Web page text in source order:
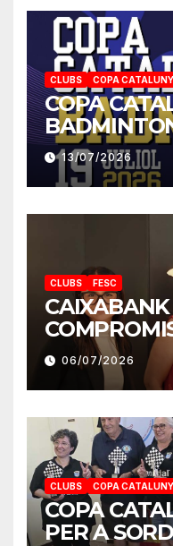
CLUBS COPA
COPA
2026
13/07/2026
CLUBS FESC
06/07/2026
CLUBS COPA
COPA
PER A